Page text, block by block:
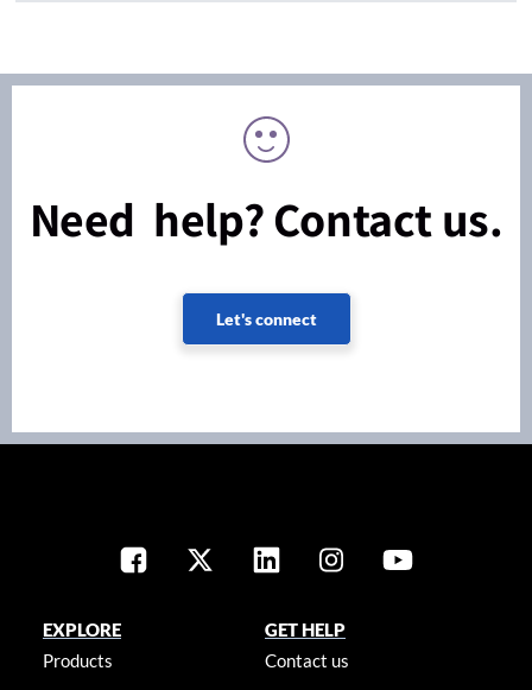
Need help? Contact us.
Let's connect
EXPLORE
Products
GET HELP
Contact us